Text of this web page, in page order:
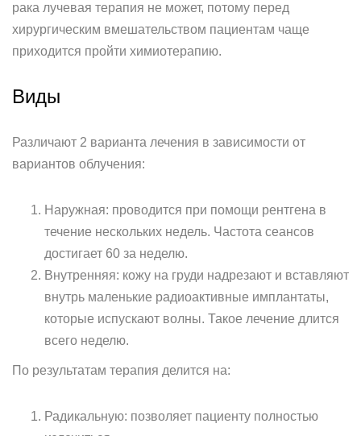
рака лучевая терапия не может, потому перед
хирургическим вмешательством пациентам чаще
приходится пройти химиотерапию.
Виды
Различают 2 варианта лечения в зависимости от
вариантов облучения:
Наружная: проводится при помощи рентгена в
течение нескольких недель. Частота сеансов
достигает 60 за неделю.
Внутренняя: кожу на груди надрезают и вставляют
внутрь маленькие радиоактивные имплантаты,
которые испускают волны. Такое лечение длится
всего неделю.
По результатам терапия делится на:
Радикальную: позволяет пациенту полностью